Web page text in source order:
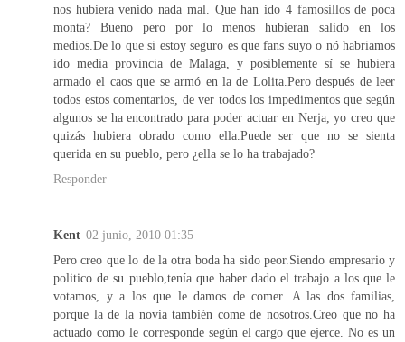
nos hubiera venido nada mal. Que han ido 4 famosillos de poca
monta? Bueno pero por lo menos hubieran salido en los
medios.De lo que si estoy seguro es que fans suyo o nó habriamos
ido media provincia de Malaga, y posiblemente sí se hubiera
armado el caos que se armó en la de Lolita.Pero después de leer
todos estos comentarios, de ver todos los impedimentos que según
algunos se ha encontrado para poder actuar en Nerja, yo creo que
quizás hubiera obrado como ella.Puede ser que no se sienta
querida en su pueblo, pero ¿ella se lo ha trabajado?
Responder
Kent 02 junio, 2010 01:35
Pero creo que lo de la otra boda ha sido peor.Siendo empresario y
politico de su pueblo,tenía que haber dado el trabajo a los que le
votamos, y a los que le damos de comer. A las dos familias,
porque la de la novia también come de nosotros.Creo que no ha
actuado como le corresponde según el cargo que ejerce. No es un